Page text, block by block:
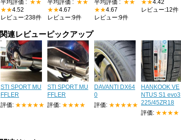
平均評価 : ★★
★★4.52
レビュー:238件
平均評価 : ★★
★★4.67
レビュー:9件
平均評価 : ★★
★★4.67
レビュー:9件
★★4.42
レビュー:12件
関連レビューピックアップ
STI SPORT MU
FFLER
評価: ★★★★★
STI SPORT MU
FFLER
評価: ★★★★
DAVANTI DX64
0
評価: ★★★★★
HANKOOK VE
NTUS S1 evo3
225/45ZR18
評価: ★★★★